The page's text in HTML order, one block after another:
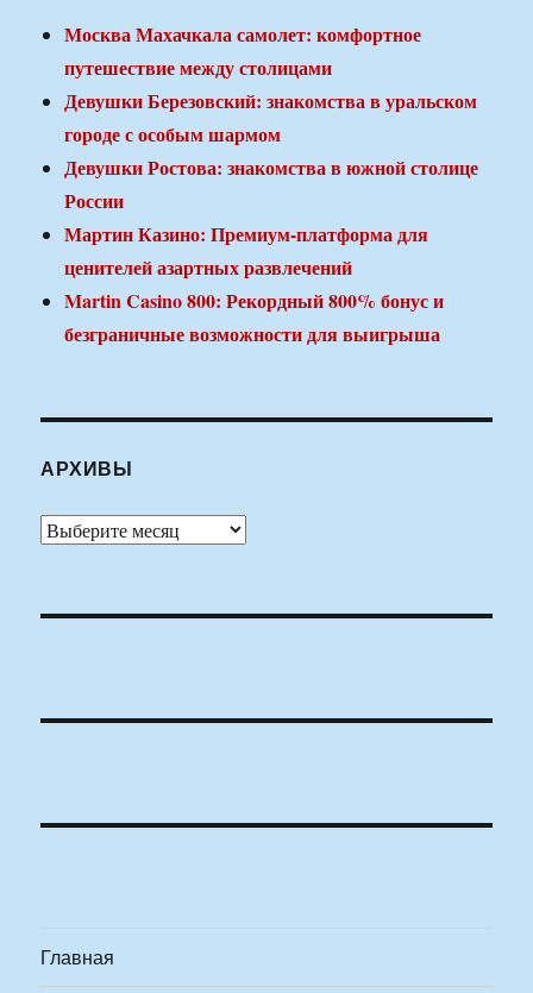
Москва Махачкала самолет: комфортное
путешествие между столицами
Девушки Березовский: знакомства в уральском
городе с особым шармом
Девушки Ростова: знакомства в южной столице
России
Мартин Казино: Премиум-платформа для
ценителей азартных развлечений
Martin Casino 800: Рекордный 800% бонус и
безграничные возможности для выигрыша
АРХИВЫ
Архивы
Главная